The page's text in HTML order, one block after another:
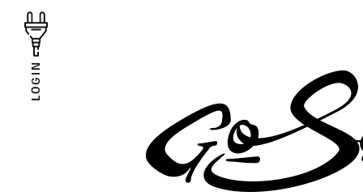
LOGIN